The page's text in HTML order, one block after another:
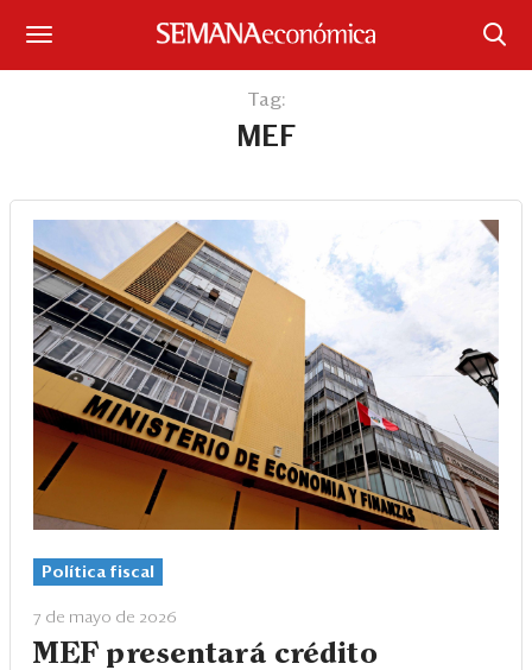
Portada
¿Qué está pasando?
Sectores y Empresas
Management
Economía y Finanzas
Legal y Política
Eventos
Blogs
Ranking CEO
Tag:
MEF
Política fiscal
7 de mayo de 2026
MEF presentará crédito